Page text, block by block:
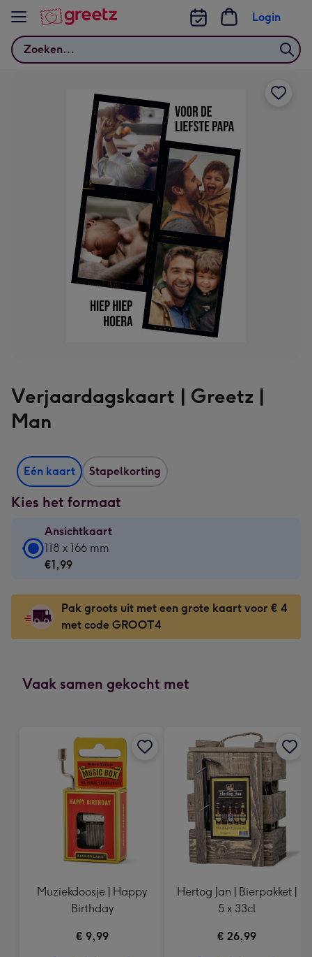
Bekijk meer
Zoeken
Login
Verjaardagskaart | Greetz |
Man
Eén kaart Stapelkorting
Kies het formaat
Ansichtkaart
Ansichtkaart
-
-
118
x
-
166
mm
118 x 166 mm
€1,99
Pak groots uit met een grote kaart voor € 4
met code GROOT4
Vaak samen gekocht met
Muziekdoosje | Happy
Birthday
€ 9,99
Hertog Jan | Bierpakket |
5 x 33cl
€ 26,99